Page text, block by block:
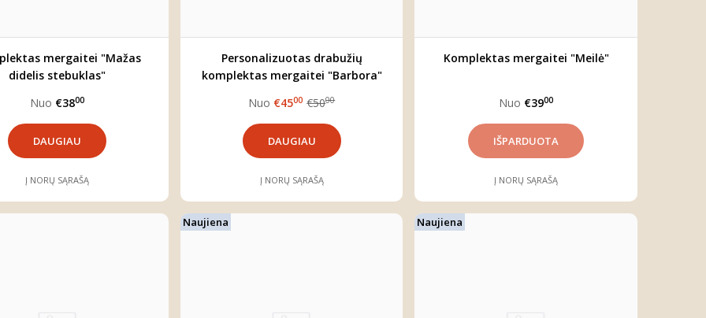
mergaitei "Mažas
didelis stebuklas"
Nuo €3800
DAUGIAU
Į NORŲ SĄRAŠĄ
Personalizuotas drabužių
komplektas mergaitei "Barbora"
Nuo €4500 €5000
DAUGIAU
Į NORŲ SĄRAŠĄ
Komplektas mergaitei "Meilė"
Nuo €3900
Į NORŲ SĄRAŠĄ
Naujiena Naujiena